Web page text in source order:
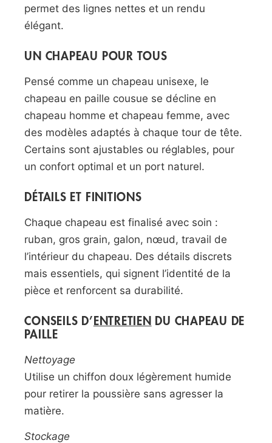
permet des lignes nettes et un rendu
élégant.
UN CHAPEAU POUR TOUS
Pensé comme un chapeau unisexe, le
chapeau en paille cousue se décline en
chapeau homme et chapeau femme, avec
des modèles adaptés à chaque tour de tête.
Certains sont ajustables ou réglables, pour
un confort optimal et un port naturel.
DÉTAILS ET FINITIONS
Chaque chapeau est finalisé avec soin :
ruban, gros grain, galon, nœud, travail de
l’intérieur du chapeau. Des détails discrets
mais essentiels, qui signent l’identité de la
pièce et renforcent sa durabilité.
CONSEILS D’ ENTRETIEN
DU CHAPEAU DE
PAILLE
Nettoyage
Utilise un chiffon doux légèrement humide
pour retirer la poussière sans agresser la
matière.
Stockage